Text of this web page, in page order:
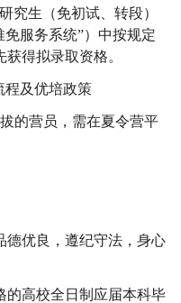
究生（免初试、转段）
服务系统”）中按规定
得拟录取资格。
程及优培政策
的营员，需在夏令营平
德优良，遵纪守法，身心
的高校全日制应届本科毕